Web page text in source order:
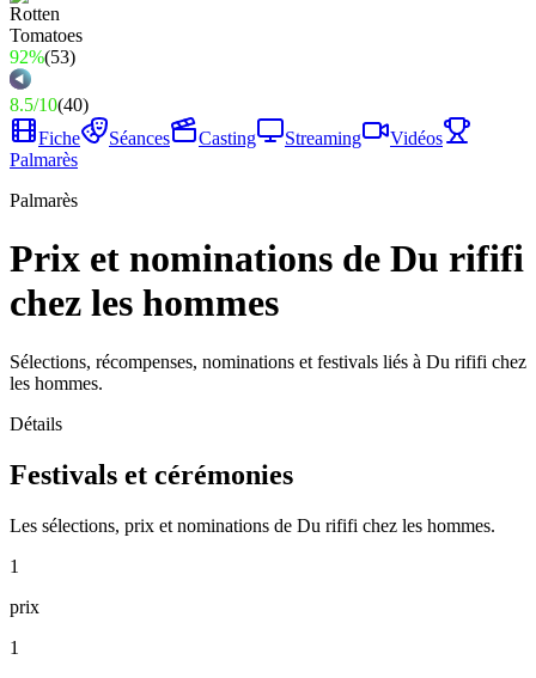
92%(53)
8.5/10(40)
Fiche
Séances Casting Streaming
Vidéos
Palmarès
Palmarès
Prix et nominations de Du rififi
chez les hommes
Sélections, récompenses, nominations et festivals liés à Du rififi chez
les hommes.
Détails
Festivals et cérémonies
Les sélections, prix et nominations de Du rififi chez les hommes.
1
prix
1